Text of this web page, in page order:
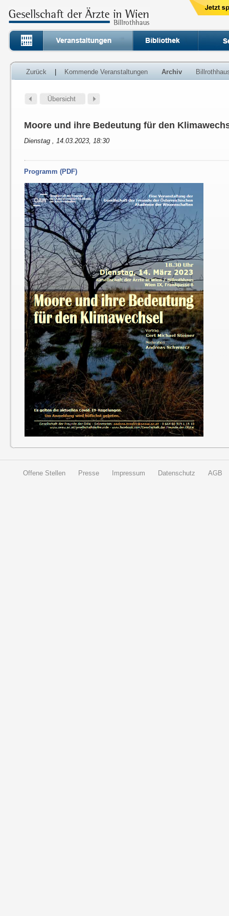
Zurück Kommende Veranstaltungen Archiv
Moore und ihre Bedeutung für den
Dienstag , 14.03.2023, 18:30
Programm (PDF)
Offene Stellen Presse Impressum Datenschutz AGB